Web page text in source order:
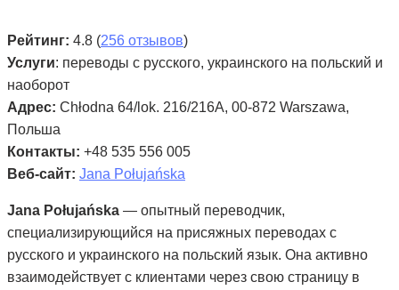
Рейтинг: 4.8 (256 отзывов)
Услуги: переводы с русского, украинского на польский и
наоборот
Адрес: Chłodna 64/lok. 216/216A, 00-872 Warszawa,
Польша
Контакты: +48 535 556 005
Веб-сайт: Jana Połujańska
Jana Połujańska — опытный переводчик,
специализирующийся на присяжных переводах с
русского и украинского на польский язык. Она активно
взаимодействует с клиентами через свою страницу в